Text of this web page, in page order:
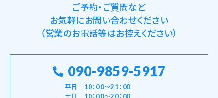
ご予約・ご質問など
お気軽にお問い合わせください
（営業のお電話等はお控えください）
090-9859-5917
平日 10：00～21：00
土日 10：00～20：00